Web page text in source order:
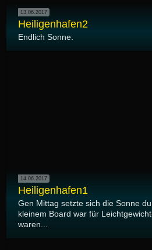
13.06.2017
Heiligenhafen2
Endlich Sonne.
14.06.2017
Heiligenhafen1
Gen Mittag setzte sich die Sonne
kleinem Board war für
waren...